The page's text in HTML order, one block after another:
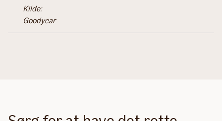
Kilde:
Goodyear